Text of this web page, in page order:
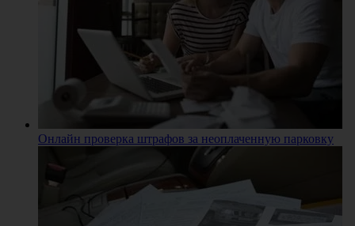
Онлайн проверка штрафов за неоплаченную парковку